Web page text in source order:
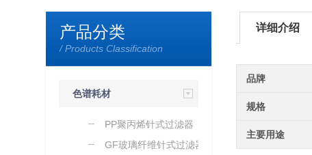
产品分类
/ Products Classification
色谱耗材
PP聚丙烯针式过滤器
GF玻璃纤维针式过滤器
详细介绍
品牌
规格
主要用途